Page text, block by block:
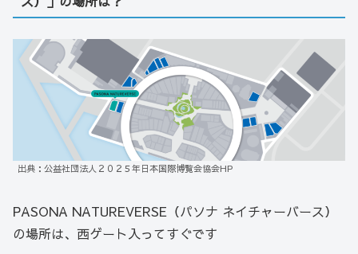
出典：公益社団法人２０２５年日本国際博覧会協会HP
PASONA NATUREVERSE（パソナ ネイチャーバース）
の場所は、西ゲート入ってすぐです